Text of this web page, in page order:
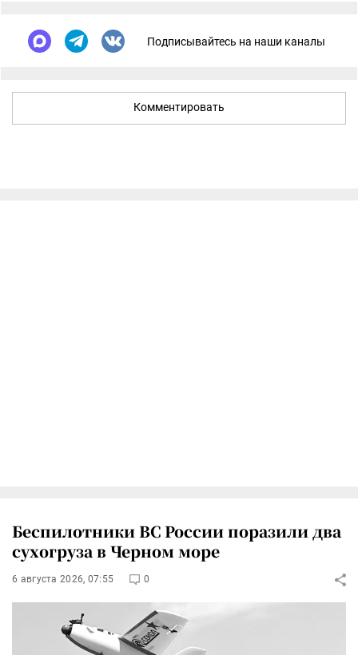
Подписывайтесь на наши каналы
Комментировать
Беспилотники ВС России поразили два
сухогруза в Черном море
6 августа 2026, 07:55 0